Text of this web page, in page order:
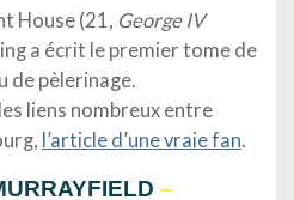
House (21, George IV
a écrit le premier tome de
de pèlerinage.
liens nombreux entre
l’article d’une vraie fan.
–